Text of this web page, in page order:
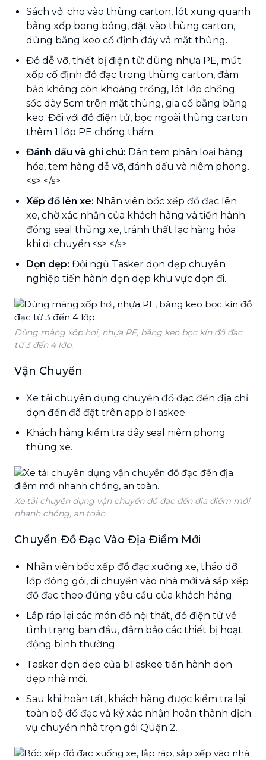
Sách vở: cho vào thùng carton, lót xung quanh
bằng xốp bong bóng, đặt vào thùng carton,
dùng băng keo cố định đáy và mặt thùng.
Đồ dễ vỡ, thiết bị điện tử: dùng nhựa PE, mút
xốp cố định đồ đạc trong thùng carton, đảm
bảo không còn khoảng trống, lót lớp chống
sốc dày 5cm trên mặt thùng, gia cố bằng băng
keo. Đối với đồ điện tử, bọc ngoài thùng carton
thêm 1 lớp PE chống thấm.
Đánh dấu và ghi chú: Dán tem phân loại hàng
hóa, tem hàng dễ vỡ, đánh dấu và niêm phong.
<s> </s>
Xếp đồ lên xe: Nhân viên bốc xếp đồ đạc lên
xe, chờ xác nhận của khách hàng và tiến hành
đóng seal thùng xe, tránh thất lạc hàng hóa
khi di chuyển.<s> </s>
Dọn dẹp: Đội ngũ Tasker dọn dẹp chuyên
nghiệp tiến hành dọn dẹp khu vực dọn đi.
Dùng màng xốp hơi, nhựa PE, băng keo bọc kín đồ đạc
từ 3 đến 4 lớp.
Vận Chuyển
Xe tải chuyên dụng chuyển đồ đạc đến địa chỉ
dọn đến đã đặt trên app bTaskee.
Khách hàng kiểm tra dây seal niêm phong
thùng xe.
Xe tải chuyên dụng vận chuyển đồ đạc đến địa điểm mới
nhanh chóng, an toàn.
Chuyển Đồ Đạc Vào Địa Điểm Mới
Nhân viên bốc xếp đồ đạc xuống xe, tháo dỡ
lớp đóng gói, di chuyển vào nhà mới và sắp xếp
đồ đạc theo đúng yêu cầu của khách hàng.
Lắp ráp lại các món đồ nội thất, đồ điện tử về
tình trạng ban đầu, đảm bảo các thiết bị hoạt
động bình thường.
Tasker dọn dẹp của bTaskee tiến hành dọn
dẹp nhà mới.
Sau khi hoàn tất, khách hàng được kiểm tra lại
toàn bộ đồ đạc và ký xác nhận hoàn thành dịch
vụ chuyển nhà trọn gói Quận 2.